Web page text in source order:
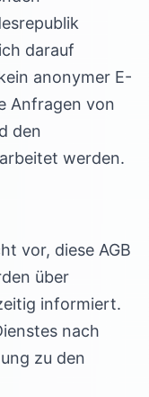
darauf
anonymer E-
Anfragen von
den
werden.
vor, diese AGB
über
informiert.
nach
zu den